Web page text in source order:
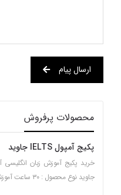
ارسال پیام
محصولات پرفروش
پکیج آمپول IELTS جاوید
جاوید نوع محصول : ۳۰ ساعت آموزش …